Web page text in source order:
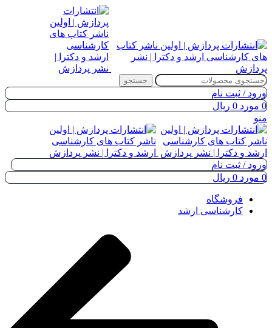
جستجو
ورود / ثبت نام
0 مورد 0 ریال
منو
ورود / ثبت نام
0 مورد 0 ریال
فروشگاه
کارشناسی ارشد